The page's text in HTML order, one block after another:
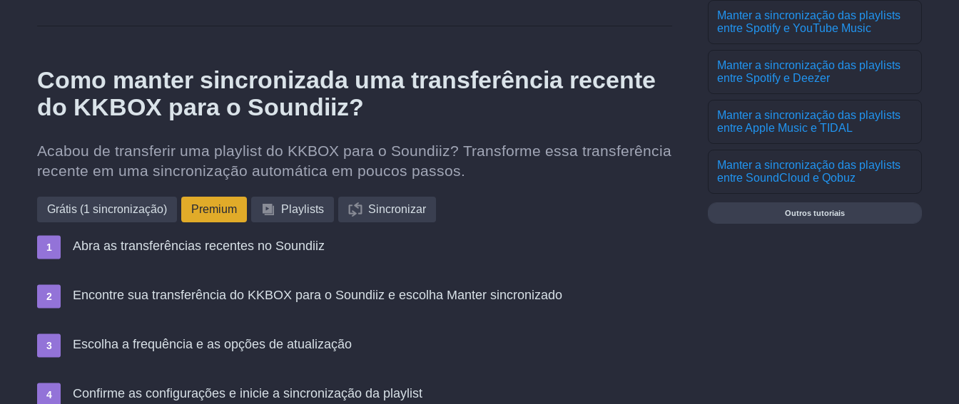
Como manter sincronizada uma transferência recente
do KKBOX para o Soundiiz?
Acabou de transferir uma playlist do KKBOX para o Soundiiz? Transforme essa transferência
recente em uma sincronização automática em poucos passos.
Grátis (1 sincronização) Premium Playlists Sincronizar
Abra as transferências recentes no Soundiiz
Encontre sua transferência do KKBOX para o Soundiiz e escolha Manter sincronizado
Escolha a frequência e as opções de atualização
Confirme as configurações e inicie a sincronização da playlist
Manter a sincronização das playlists
entre Spotify e YouTube Music
Manter a sincronização das playlists
entre Spotify e Deezer
Manter a sincronização das playlists
entre Apple Music e TIDAL
Manter a sincronização das playlists
entre SoundCloud e Qobuz
Outros tutoriais